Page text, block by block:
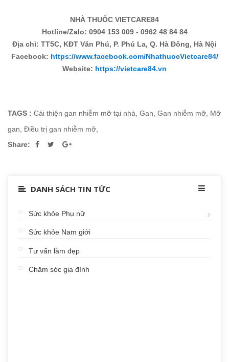
NHÀ THUỐC VIETCARE84
Hotline/Zalo: 0904 153 009 - 0962 48 84 84
Địa chỉ: TT5C, KĐT Văn Phú, P. Phú La, Q. Hà Đông, Hà Nội
Facebook: https://www.facebook.com/NhathuocVietcare84/
Website: https://vietcare84.vn
TAGS : Cải thiện gan nhiễm mỡ tại nhà Gan Gan nhiễm mỡ Mỡ
gan Điều trị gan nhiễm mỡ
Share:
DANH SÁCH TIN TỨC
Sức khỏe Phụ nữ
Sức khỏe Nam giới
Tư vấn làm đẹp
Chăm sóc gia đình